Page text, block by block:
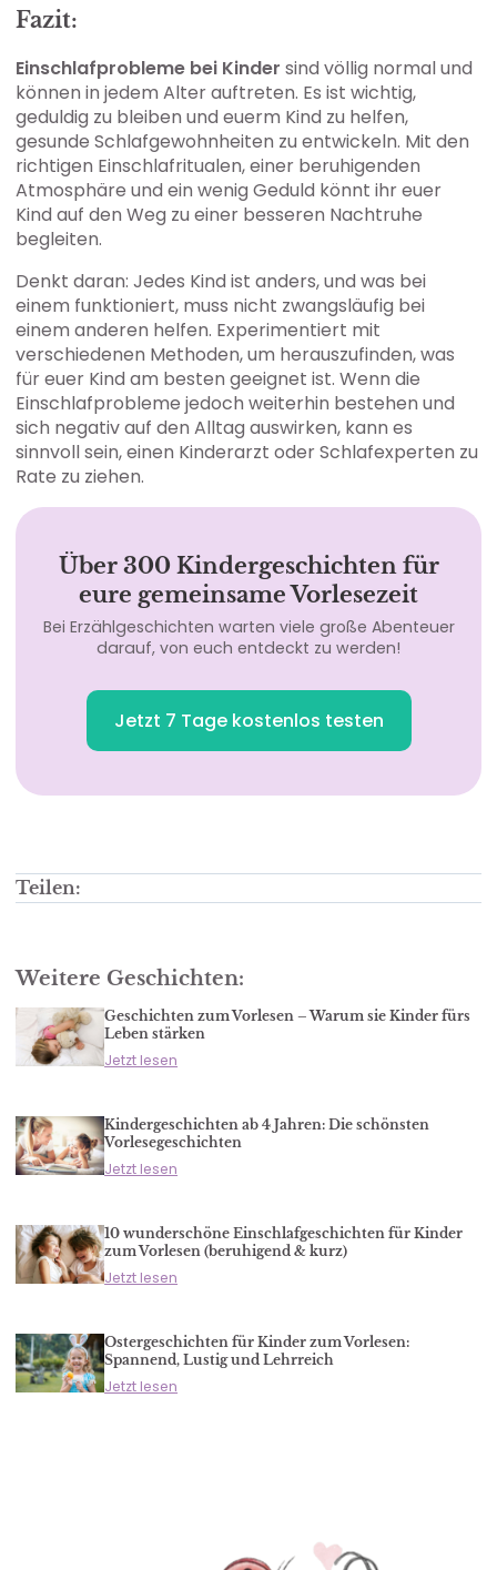
Fazit:
Einschlafprobleme bei Kinder sind völlig normal und
können in jedem Alter auftreten. Es ist wichtig,
geduldig zu bleiben und euerm Kind zu helfen,
gesunde Schlafgewohnheiten zu entwickeln. Mit den
richtigen Einschlafritualen, einer beruhigenden
Atmosphäre und ein wenig Geduld könnt ihr euer
Kind auf den Weg zu einer besseren Nachtruhe
begleiten.
Denkt daran: Jedes Kind ist anders, und was bei
einem funktioniert, muss nicht zwangsläufig bei
einem anderen helfen. Experimentiert mit
verschiedenen Methoden, um herauszufinden, was
für euer Kind am besten geeignet ist. Wenn die
Einschlafprobleme jedoch weiterhin bestehen und
sich negativ auf den Alltag auswirken, kann es
sinnvoll sein, einen Kinderarzt oder Schlafexperten zu
Rate zu ziehen.
Über 300 Kindergeschichten für
eure gemeinsame Vorlesezeit
Bei Erzählgeschichten warten viele große Abenteuer
darauf, von euch entdeckt zu werden!
Jetzt 7 Tage kostenlos testen
Teilen:
Weitere Geschichten:
Geschichten zum Vorlesen – Warum sie Kinder fürs
Leben stärken
Jetzt lesen
Kindergeschichten ab 4 Jahren: Die schönsten
Vorlesegeschichten
Jetzt lesen
10 wunderschöne Einschlafgeschichten für Kinder
zum Vorlesen (beruhigend & kurz)
Jetzt lesen
Ostergeschichten für Kinder zum Vorlesen:
Spannend, Lustig und Lehrreich
Jetzt lesen